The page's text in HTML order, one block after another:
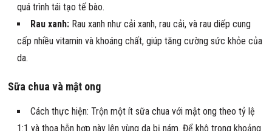
quá trình tái tạo tế bào.
Rau xanh: Rau xanh như cải xanh, rau cải, và rau diếp cung
cấp nhiều vitamin và khoáng chất, giúp tăng cường sức khỏe của
da.
Sữa chua và mật ong
Cách thực hiện: Trộn một ít sữa chua với mật ong theo tỷ lệ
1:1 và thoa hỗn hợp này lên vùng da bị nám. Để khô trong khoảng